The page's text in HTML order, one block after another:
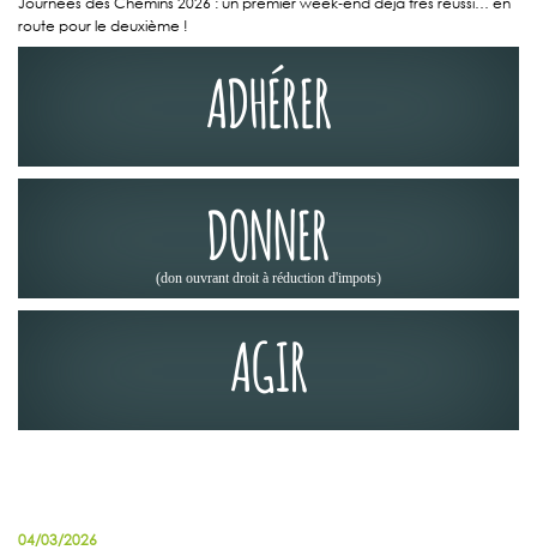
route pour le deuxième !
ADHÉRER
DONNER
(don ouvrant droit à réduction d'impots)
AGIR
04/03/2026